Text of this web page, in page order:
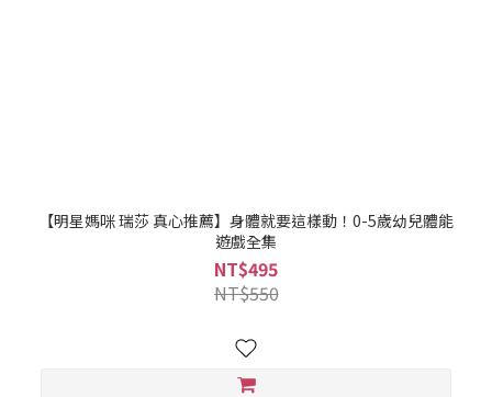
【明星媽咪 瑞莎 真心推薦】身體就要這樣動！0-5歲幼兒體能
遊戲全集
NT$495
NT$550